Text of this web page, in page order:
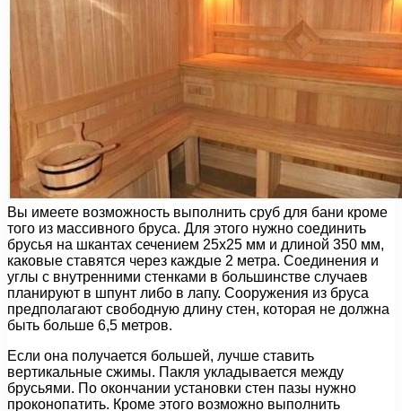
Вы имеете возможность выполнить сруб для бани кроме
того из массивного бруса. Для этого нужно соединить
брусья на шкантах сечением 25х25 мм и длиной 350 мм,
каковые ставятся через каждые 2 метра. Соединения и
углы с внутренними стенками в большинстве случаев
планируют в шпунт либо в лапу. Сооружения из бруса
предполагают свободную длину стен, которая не должна
быть больше 6,5 метров.
Если она получается большей, лучше ставить
вертикальные сжимы. Пакля укладывается между
брусьями. По окончании установки стен пазы нужно
проконопатить. Кроме этого возможно выполнить